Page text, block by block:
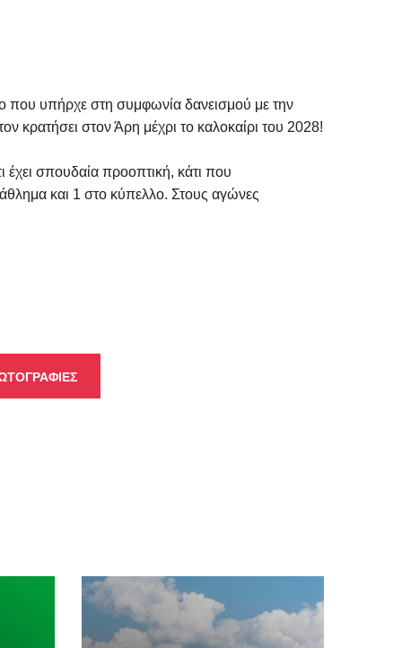
που υπήρχε στη συμφωνία δανεισμού με την
στον Άρη μέχρι το καλοκαίρι του 2028!
σπουδαία προοπτική, κάτι που
και 1 στο κύπελλο. Στους αγώνες